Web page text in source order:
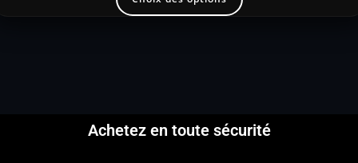
Achetez en toute sécurité